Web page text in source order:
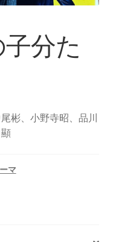
分た
彬、小野寺昭、品川
マ